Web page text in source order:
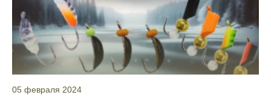
Узнайте, какие факторы влияют на
активность рыбы и как их учитывать в
прогнозе клева.
Прогноз клева учитывает изменения
температуры воды, что делает его более
05 февраля 2024